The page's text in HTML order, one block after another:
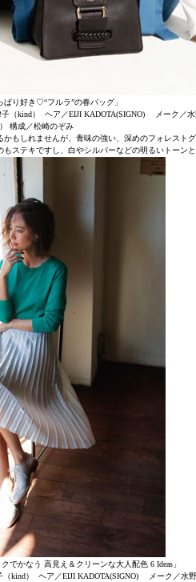
り好き♡“フルラ”の春バッグ」
（kind） ヘア／EIJI KADOTA(SIGNO) メーク／
構成／松崎のぞみ
もしれませんが、青味の強い、深めのフォレスト
ステキですし、白やシルバーなどの明るいトーンと
でかなう 高見え＆クリーンな大人配色 6 Ideas」
kind） ヘア／EIJI KADOTA(SIGNO) メーク／水